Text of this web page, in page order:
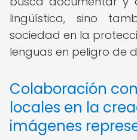
lingüística, sino
sociedad en la
lenguas en peligro de
Colaboración
locales en la
imágenes